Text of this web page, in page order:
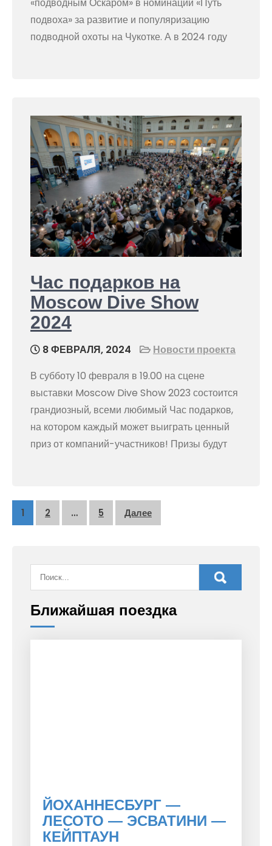
«подводным Оскаром» в номинации «Путь
подвоха» за развитие и популяризацию
подводной охоты на Чукотке. А в 2024 году
Час подарков на
Moscow Dive Show
2024
8 ФЕВРАЛЯ, 2024
Новости проекта
В субботу 10 февраля в 19.00 на сцене
выставки Moscow Dive Show 2023 состоится
грандиозный, всеми любимый Час подарков,
на котором каждый может выиграть ценный
приз от компаний-участников! Призы будут
Навигация
1 2 … 5 Далее
Ближайшая поездка
ЙОХАННЕСБУРГ —
ЛЕСОТО — ЭСВАТИНИ —
КЕЙПТАУН